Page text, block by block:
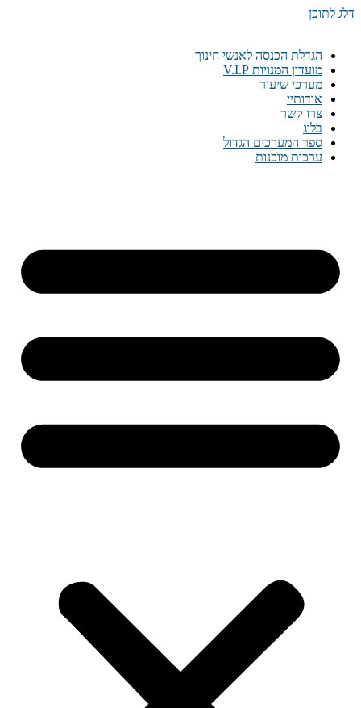
דלג לתוכן
הגדלת הכנסה לאנשי חינוך
מועדון המנויות V.I.P
מערכי שיעור
אודותיי
צרו קשר
בלוג
ספר המערכים הגדול
ערכות מוכנות